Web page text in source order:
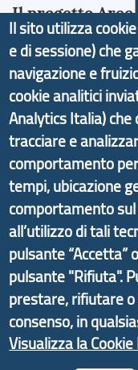
Il progetto
Il portale di
di Genova Città
partire dal progetto
promosso dal
Economico e
delle valli
informazioni ed
d'Area Antola-
Liguria ed ANCI
Il sito utilizza
e di sessione) che
navigazione e
cookie analitici
Analytics Italia) che
tracciare e
comportamento
tempi, ubicazione
comportamento
all’utilizzo di tali
pulsante “Accetta”
pulsante "Rifiuta".
prestare, rifiutare
consenso, in
Visualizza la Cookie